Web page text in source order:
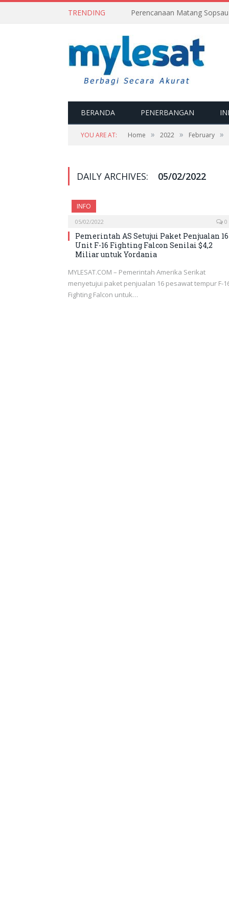
TRENDING
BERANDA PENERBANGAN
YOU ARE AT: Home » 2022 » February »
DAILY ARCHIVES: 05/02/2022
INFO
05/02/2022 0
Pemerintah AS Setujui Paket Penjualan 16
Unit F-16 Fighting Falcon Senilai $4,2
Miliar untuk Yordania
MYLESAT.COM – Pemerintah Amerika Serikat
menyetujui paket penjualan 16 pesawat tempur F-
Fighting Falcon untuk…